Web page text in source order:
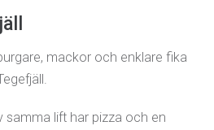
mackor och enklare fika
samma lift har pizza och en